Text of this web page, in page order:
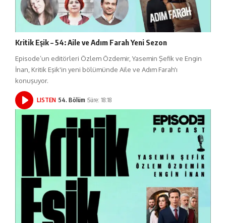
Kritik Eşik – 54: Aile ve Adım Farah Yeni Sezon
Episode’un editörleri Özlem Özdemir, Yasemin Şefik ve Engin
İnan, Kritik Eşik'in yeni bölümünde Aile ve Adım Farah'ı
konuşuyor.
LISTEN 54. Bölüm Süre: 18:18